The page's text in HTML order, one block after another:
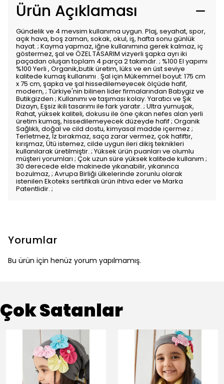
Ürün Açıklaması
Gündelik ve 4 mevsim kullanıma uygun. Plaj, seyahat, spor,
açık hava, boş zaman, sokak, okul, iş, hafta sonu günlük
hayat. ; Kayma yapmaz, iğne kullanımına gerek kalmaz, iç
göstermez, şal ve ÖZEL TASARIM vizyerli şapka ayrı iki
paçadan oluşan toplam 4 parça 2 takımdır. ; %100 El yapımı
%100 Yerli , Organik,butik üretim, lüks ve en üst seviye
kalitede kumaş kullanımı . Şal için Mükemmel boyut: 175 cm
x 75 cm, şapka ve şal hissedilemeyecek ölçüde hafif,
modern, ; Türkiye'nin bilinen lider firmalarından Babygiz ve
Butikgizden ; Kullanımı ve taşıması kolay. Yaratıcı ve Şık
Dizayn, Eşsiz ikili tasarımı ile fark yaratır. ; Ultra yumuşak,
Rahat, yüksek kaliteli, dokusu ile öne çıkan nefes alan yerli
üretim kumaş, hissedilemeyecek düzeyde hafif ; Organik
Sağlıklı, doğal ve cild dostu, kimyasal madde içermez ;
Terletmez, İz bırakmaz, saça zarar vermez, çok hafiftir,
kırışmaz, Ütü istemez, cilde uygun ileri dikiş teknikleri
kullanılarak üretilmiştir. ; Yüksek ürün puanları ve olumlu
müşteri yorumları ; Çok uzun süre yüksek kalitede kullanım ;
30 derecede elde makinede yıkanabilir, yıkanınca
bozulmaz, ; Avrupa Birliği ülkelerinde zorunlu olarak
istenilen Ekoteks sertifikalı ürün ihtiva eder ve Marka
Patentlidir. ;
Yorumlar
Bu ürün için henüz yorum yapılmamış.
Çok Satanlar